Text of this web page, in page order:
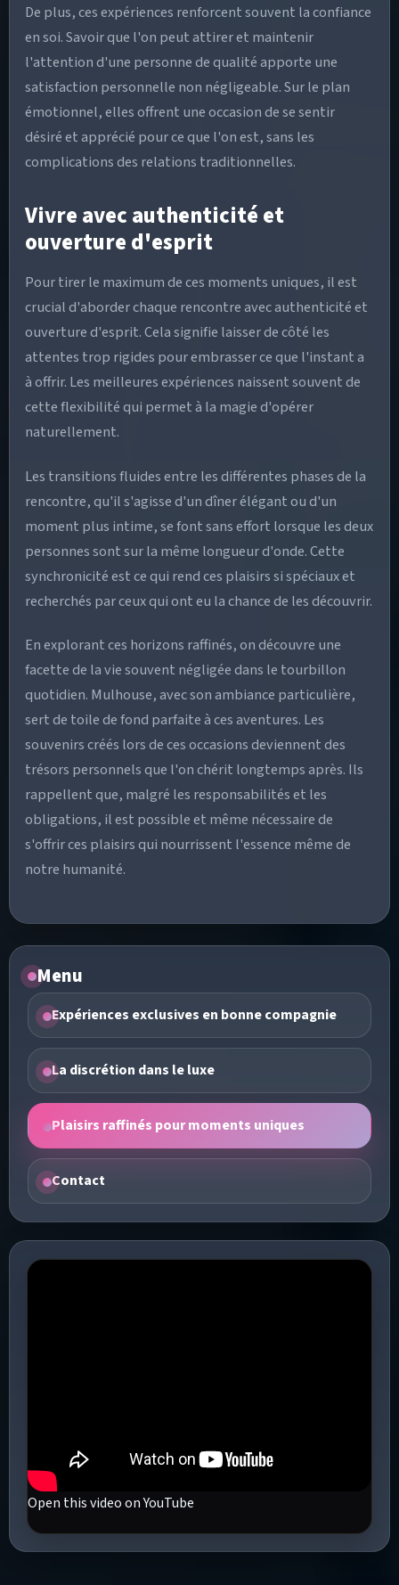
De plus, ces expériences renforcent souvent la confiance
en soi. Savoir que l'on peut attirer et maintenir
l'attention d'une personne de qualité apporte une
satisfaction personnelle non négligeable. Sur le plan
émotionnel, elles offrent une occasion de se sentir
désiré et apprécié pour ce que l'on est, sans les
complications des relations traditionnelles.
Vivre avec authenticité et
ouverture d'esprit
Pour tirer le maximum de ces moments uniques, il est
crucial d'aborder chaque rencontre avec authenticité et
ouverture d'esprit. Cela signifie laisser de côté les
attentes trop rigides pour embrasser ce que l'instant a
à offrir. Les meilleures expériences naissent souvent de
cette flexibilité qui permet à la magie d'opérer
naturellement.
Les transitions fluides entre les différentes phases de la
rencontre, qu'il s'agisse d'un dîner élégant ou d'un
moment plus intime, se font sans effort lorsque les deux
personnes sont sur la même longueur d'onde. Cette
synchronicité est ce qui rend ces plaisirs si spéciaux et
recherchés par ceux qui ont eu la chance de les découvrir.
En explorant ces horizons raffinés, on découvre une
facette de la vie souvent négligée dans le tourbillon
quotidien. Mulhouse, avec son ambiance particulière,
sert de toile de fond parfaite à ces aventures. Les
souvenirs créés lors de ces occasions deviennent des
trésors personnels que l'on chérit longtemps après. Ils
rappellent que, malgré les responsabilités et les
obligations, il est possible et même nécessaire de
s'offrir ces plaisirs qui nourrissent l'essence même de
notre humanité.
Menu
Expériences exclusives en bonne compagnie
La discrétion dans le luxe
Plaisirs raffinés pour moments uniques
Contact
Open this video on YouTube